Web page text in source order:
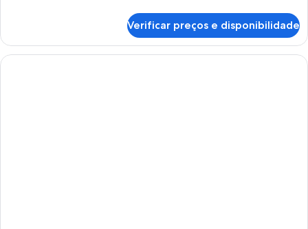
não
fumantes,
vista
família,
quartos,
Verificar preços e disponibilidade